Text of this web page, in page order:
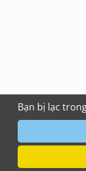
Bạn bị lạc